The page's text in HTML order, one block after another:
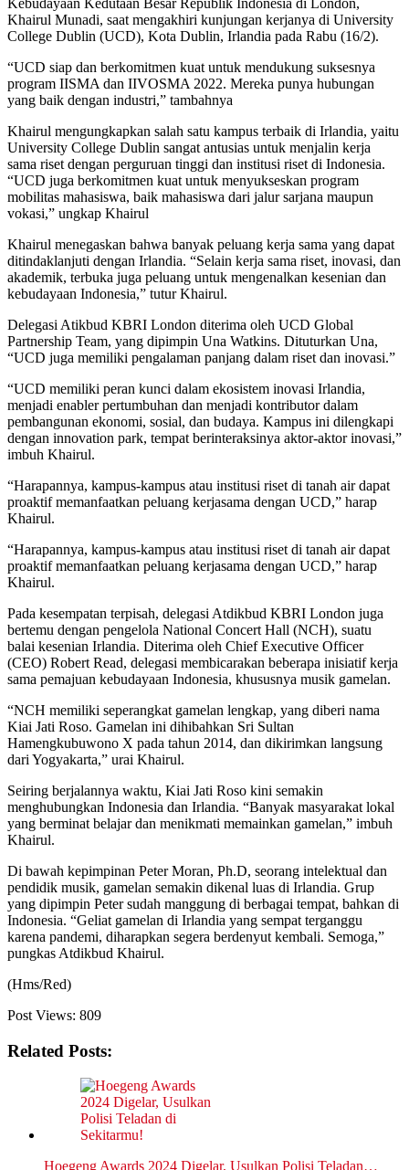
Khairul Munadi, saat mengakhiri kunjungan kerjanya di University
College Dublin (UCD), Kota Dublin, Irlandia pada Rabu (16/2).
“UCD siap dan berkomitmen kuat untuk mendukung suksesnya
program IISMA dan IIVOSMA 2022. Mereka punya hubungan
yang baik dengan industri,” tambahnya
Khairul mengungkapkan salah satu kampus terbaik di Irlandia, yaitu
University College Dublin sangat antusias untuk menjalin kerja
sama riset dengan perguruan tinggi dan institusi riset di Indonesia.
“UCD juga berkomitmen kuat untuk menyukseskan program
mobilitas mahasiswa, baik mahasiswa dari jalur sarjana maupun
vokasi,” ungkap Khairul
Khairul menegaskan bahwa banyak peluang kerja sama yang dapat
ditindaklanjuti dengan Irlandia. “Selain kerja sama riset, inovasi, dan
akademik, terbuka juga peluang untuk mengenalkan kesenian dan
kebudayaan Indonesia,” tutur Khairul.
Delegasi Atikbud KBRI London diterima oleh UCD Global
Partnership Team, yang dipimpin Una Watkins. Dituturkan Una,
“UCD juga memiliki pengalaman panjang dalam riset dan inovasi.”
“UCD memiliki peran kunci dalam ekosistem inovasi Irlandia,
menjadi enabler pertumbuhan dan menjadi kontributor dalam
pembangunan ekonomi, sosial, dan budaya. Kampus ini dilengkapi
dengan innovation park, tempat berinteraksinya aktor-aktor inovasi,”
imbuh Khairul.
“Harapannya, kampus-kampus atau institusi riset di tanah air dapat
proaktif memanfaatkan peluang kerjasama dengan UCD,” harap
Khairul.
“Harapannya, kampus-kampus atau institusi riset di tanah air dapat
proaktif memanfaatkan peluang kerjasama dengan UCD,” harap
Khairul.
Pada kesempatan terpisah, delegasi Atdikbud KBRI London juga
bertemu dengan pengelola National Concert Hall (NCH), suatu
balai kesenian Irlandia. Diterima oleh Chief Executive Officer
(CEO) Robert Read, delegasi membicarakan beberapa inisiatif kerja
sama pemajuan kebudayaan Indonesia, khususnya musik gamelan.
“NCH memiliki seperangkat gamelan lengkap, yang diberi nama
Kiai Jati Roso. Gamelan ini dihibahkan Sri Sultan
Hamengkubuwono X pada tahun 2014, dan dikirimkan langsung
dari Yogyakarta,” urai Khairul.
Seiring berjalannya waktu, Kiai Jati Roso kini semakin
menghubungkan Indonesia dan Irlandia. “Banyak masyarakat lokal
yang berminat belajar dan menikmati memainkan gamelan,” imbuh
Khairul.
Di bawah kepimpinan Peter Moran, Ph.D, seorang intelektual dan
pendidik musik, gamelan semakin dikenal luas di Irlandia. Grup
yang dipimpin Peter sudah manggung di berbagai tempat, bahkan di
Indonesia. “Geliat gamelan di Irlandia yang sempat terganggu
karena pandemi, diharapkan segera berdenyut kembali. Semoga,”
pungkas Atdikbud Khairul.
(Hms/Red)
Post Views: 809
Related Posts:
Hoegeng Awards 2024 Digelar, Usulkan Polisi Teladan…